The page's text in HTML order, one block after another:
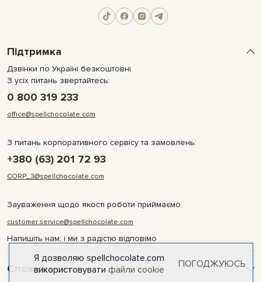
Підтримка
Дзвінки по Україні безкоштовні
З усіх питань звертайтесь:
0 800 319 233
office@spellchocolate.com
З питань корпоративного сервісу та замовлень:
+380 (63) 201 72 93
CORP_3@spellchocolate.com
Зауваження щодо якості роботи приймаємо:
customer.service@spellchocolate.com
Напишіть нам, і ми з радістю відповімо
Споживачам
Я дозволяю spellchocolate.com
використовувати файли cookie ПОГОДЖУЮСЬ